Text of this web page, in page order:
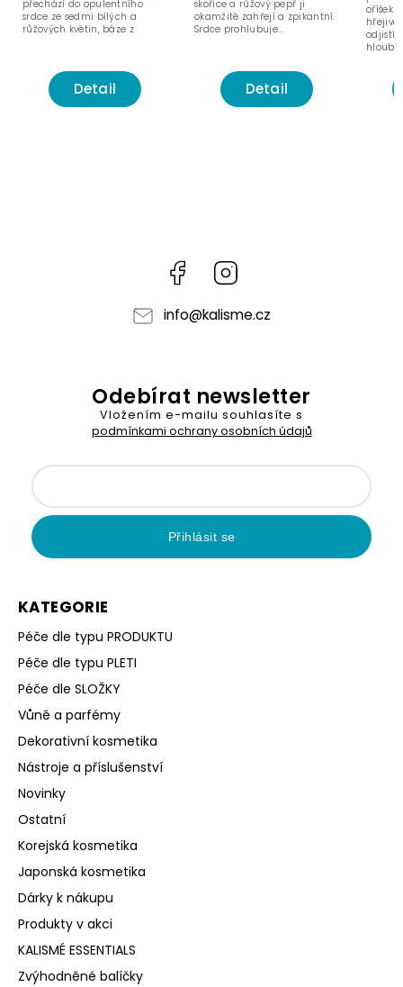
Detail
přechází do opulentního
srdce ze sedmi bílých a
růžových květin, báze z
Detail
skořice a růžový pepř ji
okamžitě zahřejí a zpikantní.
Srdce prohlubuje...
oříšek
odjistí.
Facebook
info@kalisme.cz
KATEGORIE
Péče dle typu PRODUKTU
Péče dle typu PLETI
Péče dle SLOŽKY
Vůně a parfémy
Dekorativní kosmetika
Nástroje a příslušenství
Novinky
Ostatní
Korejská kosmetika
Japonská kosmetika
Dárky k nákupu
Produkty v akci
KALISMÉ ESSENTIALS
Zvýhodněné balíčky
Odebírat newsletter
Vložením e-mailu souhlasíte s
podmínkami ochrany osobních údajů
Přihlásit se